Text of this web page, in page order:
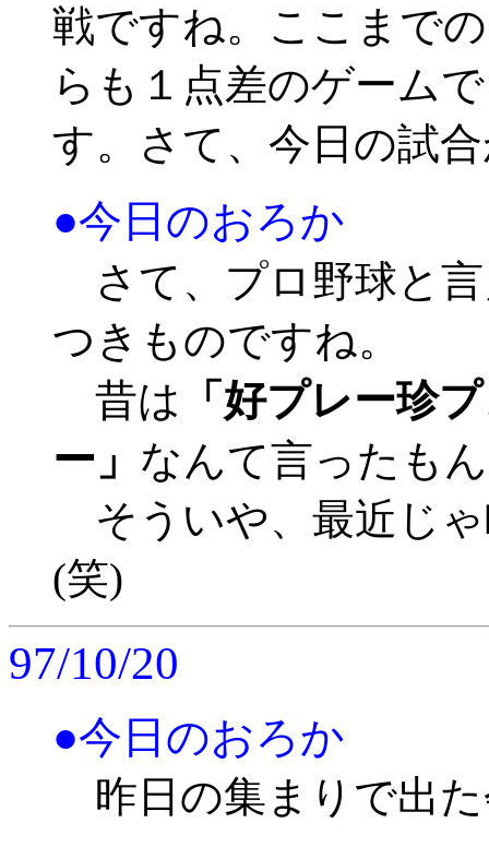
戦ですね。ここまで
らも１点差のゲーム
す。さて、今日の試
●今日のおろか
さて、プロ野球と
つきものですね。
昔は 「好プレー珍
ー」 なんて言ったも
そういや、最近じ
(笑)
97/10/20
●今日のおろか
昨日の集まりで出